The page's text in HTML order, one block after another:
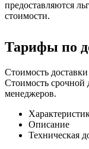
Стоимость
менеджеров.
Техническая
Глубина реза